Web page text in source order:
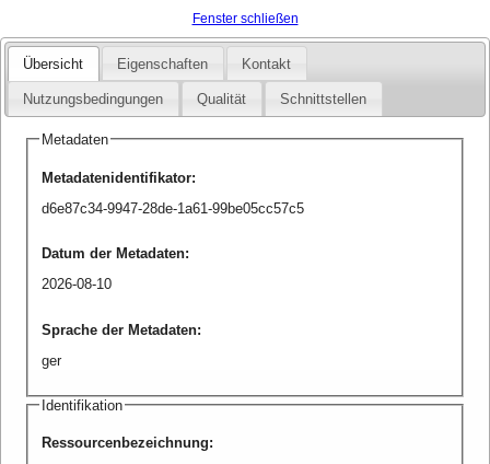
Fenster schließen
Übersicht Eigenschaften Kontakt
Nutzungsbedingungen Qualität Schnittstellen
Metadaten
Metadatenidentifikator:
d6e87c34-9947-28de-1a61-99be05cc57c5
Datum der Metadaten:
2026-08-10
Sprache der Metadaten:
ger
Identifikation
Ressourcenbezeichnung: